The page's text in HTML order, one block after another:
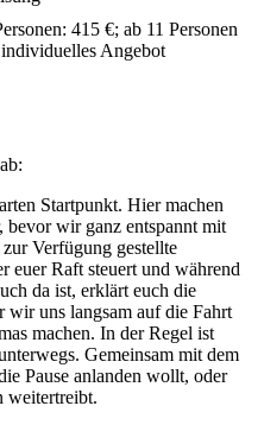
415 €; ab 11 Personen
Angebot
Startpunkt. Hier machen
bevor wir ganz entspannt mit
Verfügung gestellte
euer Raft steuert und während
da ist, erklärt euch die
wir uns langsam auf die Fahrt
machen. In der Regel ist
Gemeinsam mit dem
Pause anlanden wollt, oder
weitertreibt.